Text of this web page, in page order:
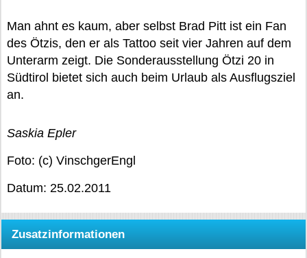
Man ahnt es kaum, aber selbst Brad Pitt ist ein Fan
des Ötzis, den er als Tattoo seit vier Jahren auf dem
Unterarm zeigt. Die Sonderausstellung Ötzi 20 in
Südtirol bietet sich auch beim Urlaub als Ausflugsziel
an.
Saskia Epler
Foto: (c) VinschgerEngl
Datum: 25.02.2011
Zusatzinformationen